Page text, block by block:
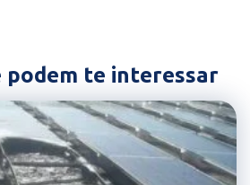
podem te interessar